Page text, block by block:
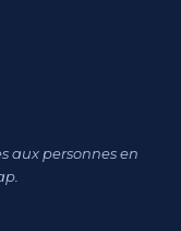
aux personnes en